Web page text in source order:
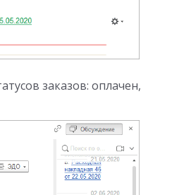
заказов: оплачен,